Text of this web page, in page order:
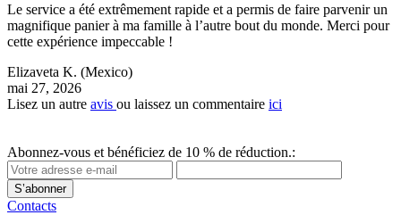
Le service a été extrêmement rapide et a permis de faire parvenir un
magnifique panier à ma famille à l’autre bout du monde. Merci pour
cette expérience impeccable !
Elizaveta K. (Mexico)
mai 27, 2026
Lisez un autre avis ou laissez un commentaire ici
Abonnez-vous et bénéficiez de 10 % de réduction.:
S’abonner
Contacts